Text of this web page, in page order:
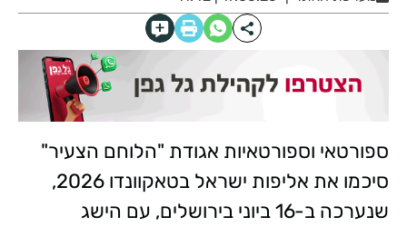
ספורטאי וספורטאיות אגודת "הלוחם הצעיר"
סיכמו את אליפות ישראל בטאקוונדו 2026,
שנערכה ב-16 ביוני בירושלים, עם הישג